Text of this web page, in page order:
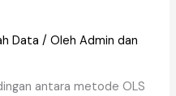
Data / OlehAdmin dan
antara metode OLS